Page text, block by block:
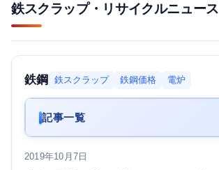
鉄スクラップ・リサイクルニュース
鉄鋼 鉄スクラップ 鉄鋼価格 電炉
記事一覧
2019年10月7日